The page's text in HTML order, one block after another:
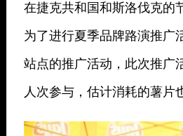
在捷克共和国和斯洛伐克的
为了进行夏季品牌路演推广
站点的推广活动，此次推广
人次参与，估计消耗的薯片